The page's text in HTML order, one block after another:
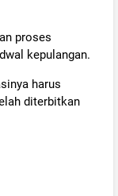
proses
kepulangan.
harus
diterbitkan